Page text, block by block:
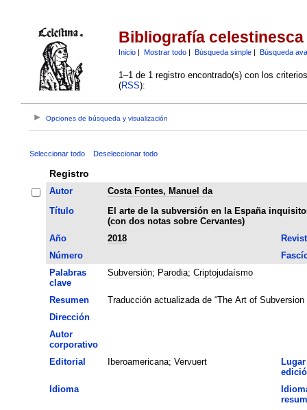
Bibliografía celestinesca
Inicio| Mostrar todo| Búsqueda simple| Búsqueda
1–1 de 1 registro encontrado(s) con los
(RSS):
Opciones de búsqueda y visualización
Seleccionar todo Deseleccionar todo
Registro
Autor
Costa Fontes, Manuel da
Título
El arte de la subversión en la España
(con dos notas sobre Cervantes)
Año
2018
Número
Palabras
clave
Subversión; Parodia; Criptojudaísmo
Resumen
Traducción actualizada de “The Art of
Dirección
Autor
corporativo
Editorial
Iberoamericana; Vervuert
Idioma